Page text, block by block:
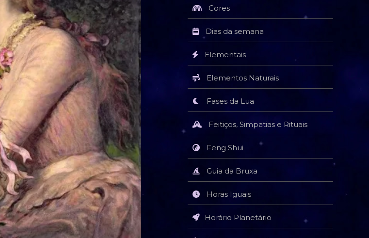
Cores
Dias da semana
Elementais
Elementos Naturais
Fases da Lua
Feitiços, Simpatias e Rituais
Feng Shui
Guia da Bruxa
Horas Iguais
Horário Planetário